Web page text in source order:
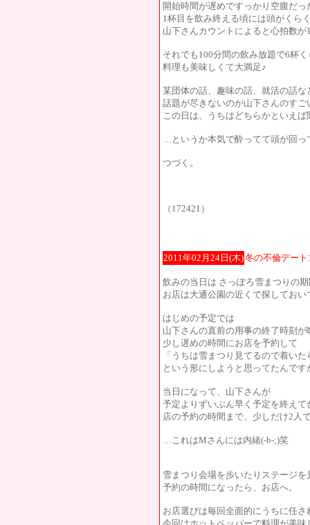
開始時間が遅めですっかり空腹だっ
1杯目を飲み終える頃には頭がくら
山下さんカウントによると心拍数
それでも100分間の飲み放題で6杯
料理も美味しくて大満足♪
某団体の話、趣味の話、就活の話な
話題が尽きないのが山下さんのす
この日は、うちはどちらかといえば
…というか本気で酔ってて頭が回っ
つづく。
（172421）
2011年02月24日(木)冬の不倫デー
飲みの当日は さっぽろ雪まつりの
お店は大通公園の近くで探してお
はじめの予定では
山下さんの直前の用事の終了時刻
少し遅めの時間にお店を予約して
「うちは雪まつり見てるので着い
という形にしようと思ってたんです
当日になって、山下さんが
予定よりずいぶん早く予定を終え
店の予約の時間まで、少しだけ2人
…これはMさんには内緒(-b-;)笑
雪まつり会場を歩いたりステージ
予約の時間になったら、お店へ。
お店選びは毎回全面的にうちに任さ